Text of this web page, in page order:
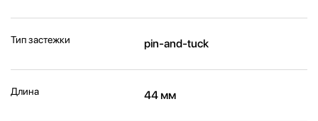
Тип застежки pin-and-tuck
Длина 44 мм